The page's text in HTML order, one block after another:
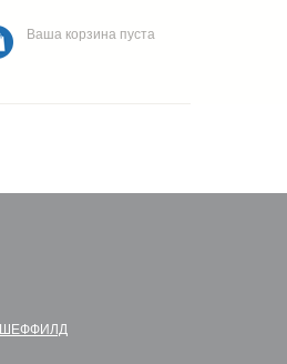
Ваша корзина пуста
ШЕФФИЛД